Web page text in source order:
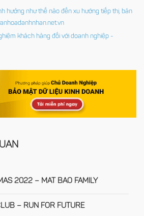
hưởng như thế nào đến xu hướng tiếp thị, bán
khách hàng đối với doanh nghiệp -
2022 – MAT BAO FAMILY
– RUN FOR FUTURE